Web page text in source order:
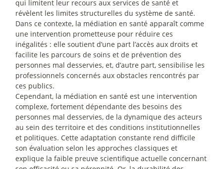
qui limitent leur recours aux services de santé et
révèlent les limites structurelles du système de santé.
Dans ce contexte, la médiation en santé apparaît comme
une intervention prometteuse pour réduire ces
inégalités : elle soutient d’une part l’accès aux droits et
facilite les parcours de soins et de prévention des
personnes mal desservies, et, d’autre part, sensibilise les
professionnels concernés aux obstacles rencontrés par
ces publics.
Cependant, la médiation en santé est une intervention
complexe, fortement dépendante des besoins des
personnes mal desservies, de la dynamique des acteurs
au sein des territoire et des conditions institutionnelles
et politiques. Cette adaptation constante rend difficile
son évaluation selon les approches classiques et
explique la faible preuve scientifique actuelle concernant